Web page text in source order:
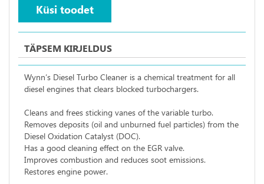
Küsi toodet
TÄPSEM KIRJELDUS
Wynn’s Diesel Turbo Cleaner is a chemical treatment for all
diesel engines that clears blocked turbochargers.
Cleans and frees sticking vanes of the variable turbo.
Removes deposits (oil and unburned fuel particles) from the
Diesel Oxidation Catalyst (DOC).
Has a good cleaning effect on the EGR valve.
Improves combustion and reduces soot emissions.
Restores engine power.